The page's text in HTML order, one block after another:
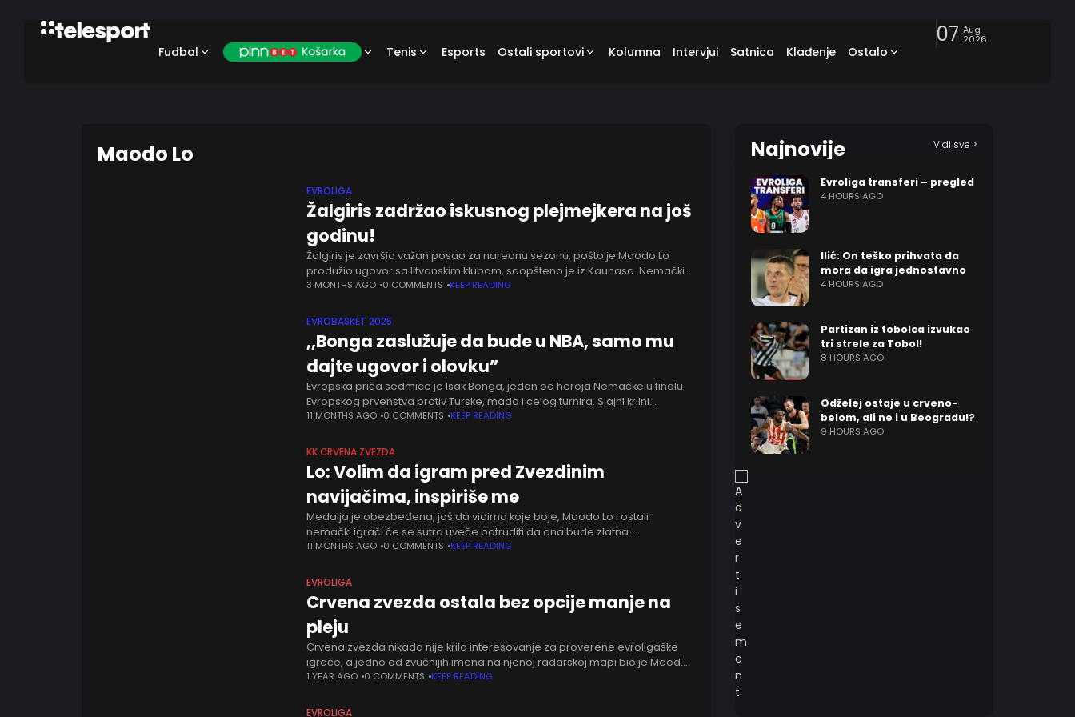
Fudbal Tenis Esports Ostali sportovi Kolumna Intervjui Satnica Klađenje Ostalo
07 Aug
2026
Maodo Lo
EVROLIGA
Žalgiris zadržao iskusnog plejmejkera na još
godinu!
Žalgiris je završio važan posao za narednu sezonu, pošto je Maodo Lo
produžio ugovor sa litvanskim klubom, saopšteno je iz Kaunasa. Nemački
košarkaš ostaje deo ekipe i naredne sezone, pošto
3 MONTHS AGO 0 COMMENTS KEEP READING
EVROBASKET 2025
,,Bonga zaslužuje da bude u NBA, samo mu
dajte ugovor i olovku”
Evropska priča sedmice je Isak Bonga, jedan od heroja Nemačke u finalu
Evropskog prvenstva protiv Turske, mada i celog turnira. Sjajni krilni
košarkaš je zaradio zvanja MVP-ija finala i najboljeg
11 MONTHS AGO 0 COMMENTS KEEP READING
KK CRVENA ZVEZDA
Lo: Volim da igram pred Zvezdinim
navijačima, inspiriše me
Medalja je obezbeđena, još da vidimo koje boje, Maodo Lo i ostali
nemački igrači će se sutra uveče potruditi da ona bude zlatna.
Reprezentacija Nemačke će probati da spoji naslove
11 MONTHS AGO 0 COMMENTS KEEP READING
EVROLIGA
Crvena zvezda ostala bez opcije manje na
pleju
Crvena zvezda nikada nije krila interesovanje za proverene evroligaške
igrače, a jedno od zvučnijih imena na njenoj radarskoj mapi bio je Maodo
Lo. Sada je nemački plejmejker vrlo blizu potpisa
1 YEAR AGO 0 COMMENTS KEEP READING
EVROLIGA
Najnovije Vidi sve >
Evroliga transferi – pregled
4 HOURS AGO
Ilić: On teško prihvata da
mora da igra jednostavno
4 HOURS AGO
Partizan iz tobolca izvukao
tri strele za Tobol!
8 HOURS AGO
Odželej ostaje u crveno-
belom, ali ne i u Beogradu!?
9 HOURS AGO